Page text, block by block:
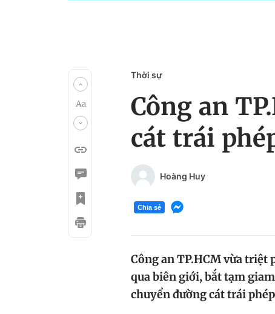
Thời sự
Công an
cát trái
Hoàng Huy
Chia sẻ
Công an TP.HCM vừa triệt
qua biên giới, bắt tạm
chuyển đường cát trái